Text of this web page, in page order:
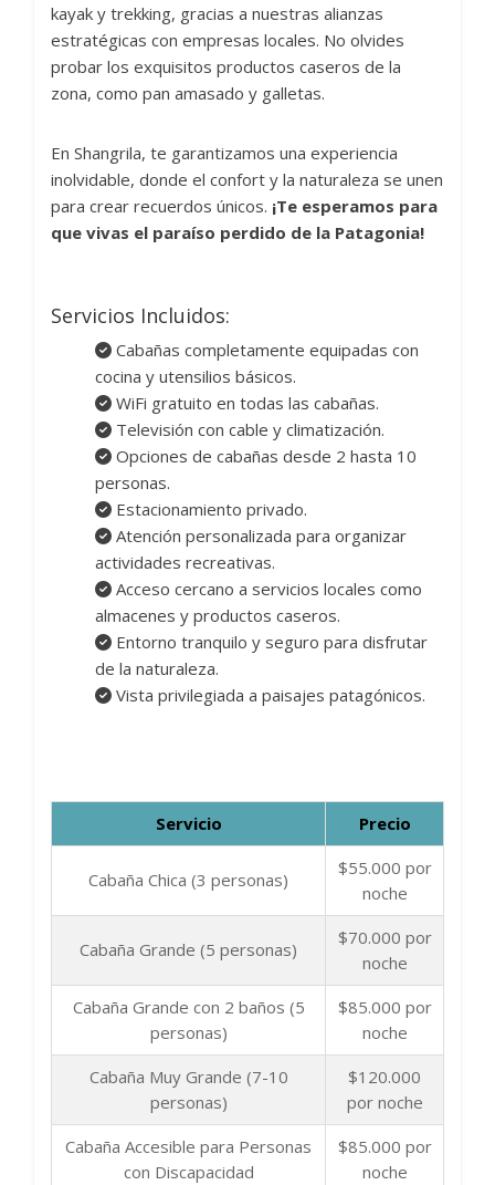
kayak y trekking, gracias a nuestras alianzas
estratégicas con empresas locales. No olvides
probar los exquisitos productos caseros de la
zona, como pan amasado y galletas.
En Shangrila, te garantizamos una experiencia
inolvidable, donde el confort y la naturaleza se unen
para crear recuerdos únicos. ¡Te esperamos para
que vivas el paraíso perdido de la Patagonia!
Servicios Incluidos:
Cabañas completamente equipadas con
cocina y utensilios básicos.
WiFi gratuito en todas las cabañas.
Televisión con cable y climatización.
Opciones de cabañas desde 2 hasta 10
personas.
Estacionamiento privado.
Atención personalizada para organizar
actividades recreativas.
Acceso cercano a servicios locales como
almacenes y productos caseros.
Entorno tranquilo y seguro para disfrutar
de la naturaleza.
Vista privilegiada a paisajes patagónicos.
Servicio Precio
Cabaña Chica (3 personas)
$55.000 por
noche
Cabaña Grande (5 personas)
$70.000 por
noche
Cabaña Grande con 2 baños (5
personas)
$85.000 por
noche
Cabaña Muy Grande (7-10
personas)
$120.000
por noche
Cabaña Accesible para Personas
con Discapacidad
$85.000 por
noche